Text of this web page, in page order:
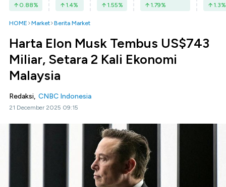
0.88% 1.4% 1.55% 1.79% 1.3%
HOME Market Berita Market
Harta Elon Musk Tembus US$743
Miliar, Setara 2 Kali Ekonomi
Malaysia
Redaksi, CNBC Indonesia
21 December 2025 09:15